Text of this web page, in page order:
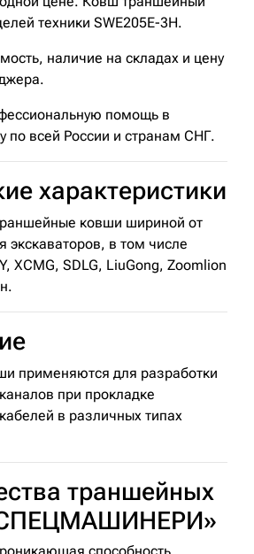
техники SWE205E-3H.
наличие на складах и цену
помощь в
по всей России и странам СНГ.
характеристики
ковши шириной от
экскаваторов, в том числе
XCMG, SDLG, LiuGong, Zoomlion
применяются для разработки
при прокладке
в различных типах
траншейных